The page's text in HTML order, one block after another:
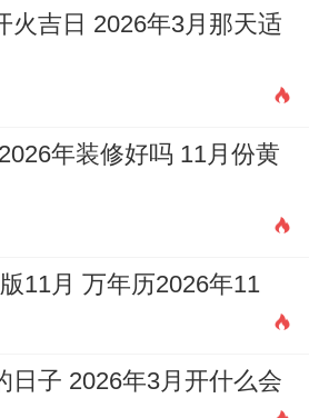
让好事更顺.从而啊,挑日
合一下自己得生肖属相，
工作日。比如12月2日是
是周三；也有些是周末;
班族来说周末理发可能更
间灵活 工作日去结果却可
队.由此得出啊，除了看日
火吉日 2026年3月那天适
年装修好吗 11月份黄
11月 万年历2026年11
日子 2026年3月开什么会